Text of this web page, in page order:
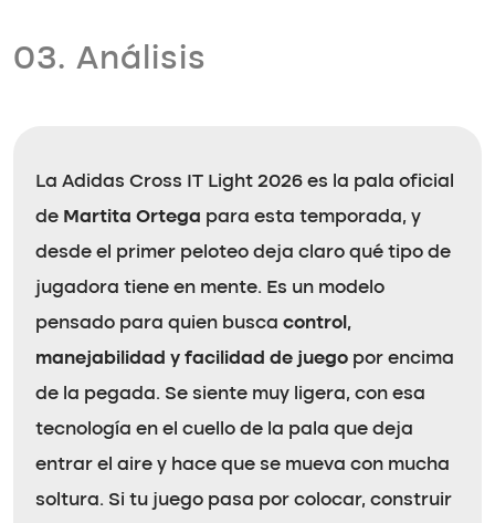
03. Análisis
La Adidas Cross IT Light 2026 es la pala oficial
de Martita Ortega para esta temporada, y
desde el primer peloteo deja claro qué tipo de
jugadora tiene en mente. Es un modelo
pensado para quien busca control,
manejabilidad y facilidad de juego por encima
de la pegada. Se siente muy ligera, con esa
tecnología en el cuello de la pala que deja
entrar el aire y hace que se mueva con mucha
soltura. Si tu juego pasa por colocar, construir